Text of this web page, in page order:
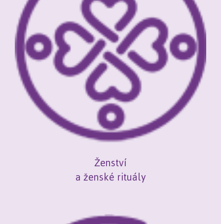
Ženství
a ženské rituály